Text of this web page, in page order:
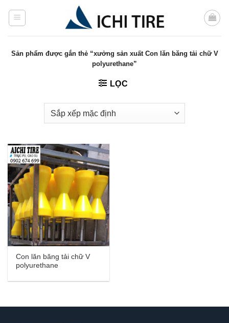
Sản phẩm được gắn thẻ “xưởng sản xuất Con lăn băng tải chữ V
polyurethane”
LỌC
Con lăn băng tải chữ V
polyurethane